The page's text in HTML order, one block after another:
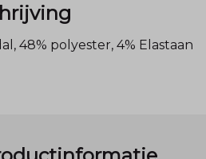
48% polyester, 4% Elastaan